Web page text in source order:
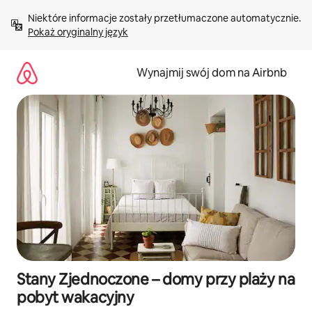
treści Pokaż oryginalny język
Wynajmij swój dom na Airbnb
Stany Zjednoczone – domy przy plaży na
pobyt wakacyjny